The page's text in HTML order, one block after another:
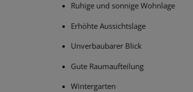
Ruhige und sonnige Wohnlage
Erhöhte Aussichtslage
Unverbaubarer Blick
Gute Raumaufteilung
Wintergarten